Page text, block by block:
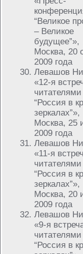
“Великое
– Великое
будущее”»,
Москва, 20
2009 года
Левашов
«12-я
читателями
“Россия в
зеркалах”»,
Москва, 25
2009 года
Левашов
«11-я
читателями
“Россия в
зеркалах”»,
Москва, 20
2009 года
Левашов
«9-я
читателями
“Россия в